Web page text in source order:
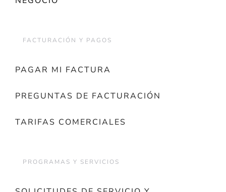
FACTURACIÓN Y PAGOS
PAGAR MI FACTURA
PREGUNTAS DE FACTURACIÓN
TARIFAS COMERCIALES
PROGRAMAS Y SERVICIOS